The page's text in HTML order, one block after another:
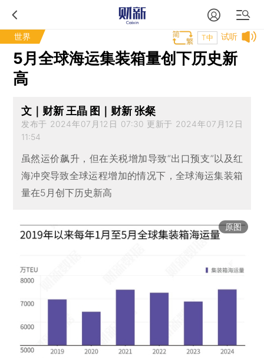
世界 试听
T中
5月全球海运集装箱量创下历史新
高
文｜财新 王晶 图｜财新 张粲
发布于 2024年07月12日 07:30 更新于 2024年07月12日
11:54
虽然运价飙升，但在关税增加导致“出口预支”以及红
海冲突导致全球运程增加的情况下，全球海运集装箱
量在5月创下历史新高
原图